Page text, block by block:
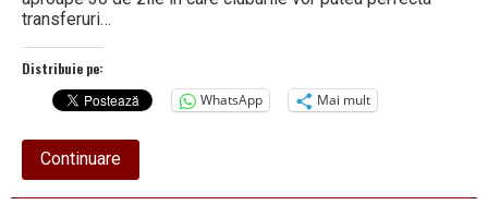
transferuri…
Distribuie pe:
WhatsApp
Mai mult
Continuareabout
Fotbalul
vâlcean